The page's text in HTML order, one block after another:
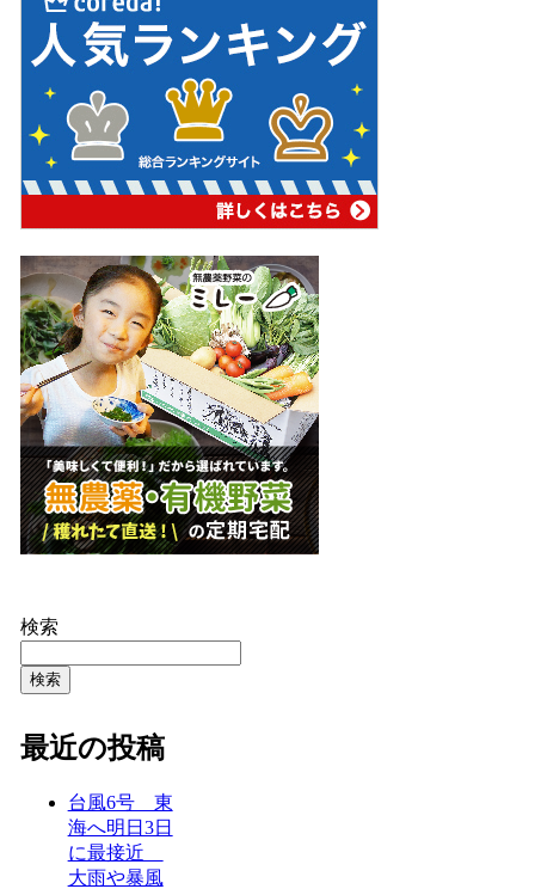
検索
検索
最近の投稿
台風6号 東
海へ明日3日
に最接近
大雨や暴風